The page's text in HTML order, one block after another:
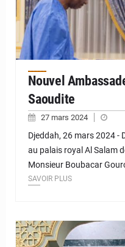
Nouvel
Saoudite
27 mars 2024
Djeddah, 26 mars 2024 -
au palais royal Al Salam
Monsieur Boubacar
SAVOIR PLUS
Nardos Bekele-Thomas,
développement de l’Union